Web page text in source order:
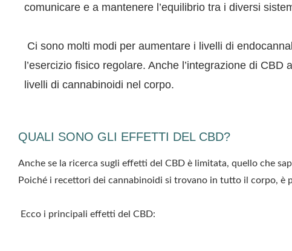
comunicare e a mantenere l’equilibrio tra i diversi
Ci sono molti modi per aumentare i livelli di
l’esercizio fisico regolare. Anche l’integrazione di CBD
livelli di cannabinoidi nel corpo.
QUALI SONO GLI EFFETTI DEL CBD?
Anche se la ricerca sugli effetti del CBD è limitata, quello che
Poiché i recettori dei cannabinoidi si trovano in tutto il corpo, è
Ecco i principali effetti del CBD: